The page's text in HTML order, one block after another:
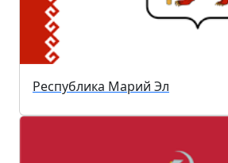
Республика Марий Эл